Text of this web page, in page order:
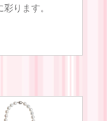
ります。